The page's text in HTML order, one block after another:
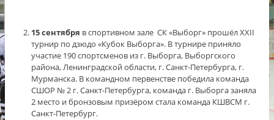
15 сентября в спортивном зале СК «Выборг» прошёл XXII
турнир по дзюдо «Кубок Выборга». В турнире приняло
участие 190 спортсменов из г. Выборга, Выборгского
района, Ленинградской области, г. Санкт-Петербурга, г.
Мурманска. В командном первенстве победила команда
СШОР № 2 г. Санкт-Петербурга, команда г. Выборга заняла
2 место и бронзовым призёром стала команда КШВСМ г.
Санкт-Петербург.